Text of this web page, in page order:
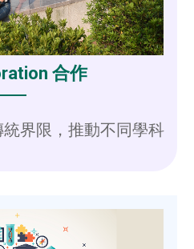
合作
界限，推動不同學科